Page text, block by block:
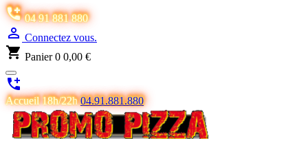
04 91 881 880
 Connectez vous.
shopping_cart Panier 0 0,00 €

Accueil 18h/22h04.91.881.880